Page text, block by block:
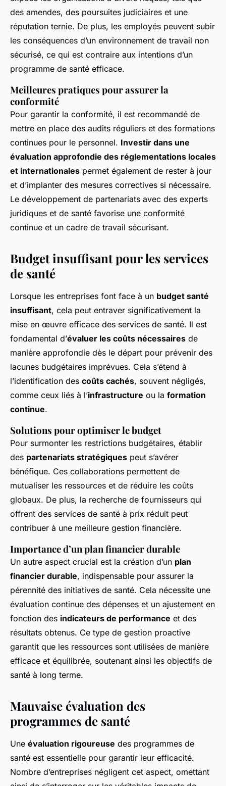
des amendes, des poursuites judiciaires et une
réputation ternie. De plus, les employés peuvent subir
les conséquences d’un environnement de travail non
sécurisé, ce qui est contraire aux intentions d’un
programme de santé efficace.
Meilleures pratiques pour assurer la
conformité
Pour garantir la conformité, il est recommandé de
mettre en place des audits réguliers et des formations
continues pour le personnel. Investir dans une
évaluation approfondie des réglementations locales
et internationales permet également de rester à jour
et d’implanter des mesures correctives si nécessaire.
Le développement de partenariats avec des experts
juridiques et de santé favorise une conformité
continue et un cadre de travail sécurisant.
Budget insuffisant pour les services
de santé
Lorsque les entreprises font face à un budget santé
insuffisant, cela peut entraver significativement la
mise en œuvre efficace des services de santé. Il est
fondamental d’évaluer les coûts nécessaires de
manière approfondie dès le départ pour prévenir des
lacunes budgétaires imprévues. Cela s’étend à
l’identification des coûts cachés, souvent négligés,
comme ceux liés à l’infrastructure ou la formation
continue.
Solutions pour optimiser le budget
Pour surmonter les restrictions budgétaires, établir
des partenariats stratégiques peut s’avérer
bénéfique. Ces collaborations permettent de
mutualiser les ressources et de réduire les coûts
globaux. De plus, la recherche de fournisseurs qui
offrent des services de santé à prix réduit peut
contribuer à une meilleure gestion financière.
Importance d’un plan financier durable
Un autre aspect crucial est la création d’un plan
financier durable, indispensable pour assurer la
pérennité des initiatives de santé. Cela nécessite une
évaluation continue des dépenses et un ajustement en
fonction des indicateurs de performance et des
résultats obtenus. Ce type de gestion proactive
garantit que les ressources sont utilisées de manière
efficace et équilibrée, soutenant ainsi les objectifs de
santé à long terme.
Mauvaise évaluation des
programmes de santé
Une évaluation rigoureuse des programmes de
santé est essentielle pour garantir leur efficacité.
Nombre d’entreprises négligent cet aspect, omettant